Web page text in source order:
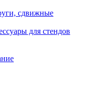
сдвижные
для стендов